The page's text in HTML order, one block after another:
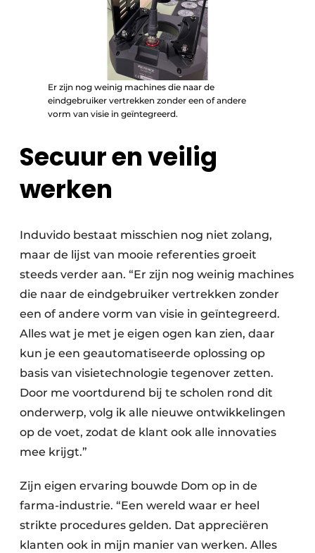
Er zijn nog weinig machines die naar de
eindgebruiker vertrekken zonder een of andere
vorm van visie in geïntegreerd.
Secuur en veilig
werken
Induvido bestaat misschien nog niet zolang,
maar de lijst van mooie referenties groeit
steeds verder aan. “Er zijn nog weinig machines
die naar de eindgebruiker vertrekken zonder
een of andere vorm van visie in geïntegreerd.
Alles wat je met je eigen ogen kan zien, daar
kun je een geautomatiseerde oplossing op
basis van visietechnologie tegenover zetten.
Door me voortdurend bij te scholen rond dit
onderwerp, volg ik alle nieuwe ontwikkelingen
op de voet, zodat de klant ook alle innovaties
mee krijgt.”
Zijn eigen ervaring bouwde Dom op in de
farma-industrie. “Een wereld waar er heel
strikte procedures gelden. Dat appreciëren
klanten ook in mijn manier van werken. Alles